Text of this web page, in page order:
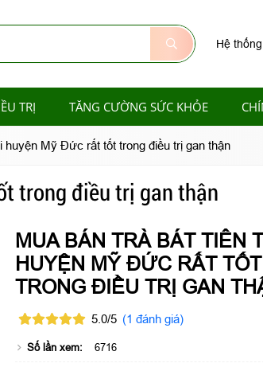
Hệ
TRỊ TĂNG CƯỜNG SỨC KHỎE
huyện Mỹ Đức rất tốt trong điều trị gan thận
trong điều trị gan thận
MUA BÁN TRÀ BÁT TIÊN
HUYỆN MỸ ĐỨC RẤT TỐT
TRONG ĐIỀU TRỊ GAN
5.0/5 (1 đánh giá)
Số lần xem: 6716